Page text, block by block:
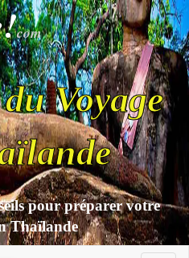
com
Voyage
pour préparer votre
Thaïlande